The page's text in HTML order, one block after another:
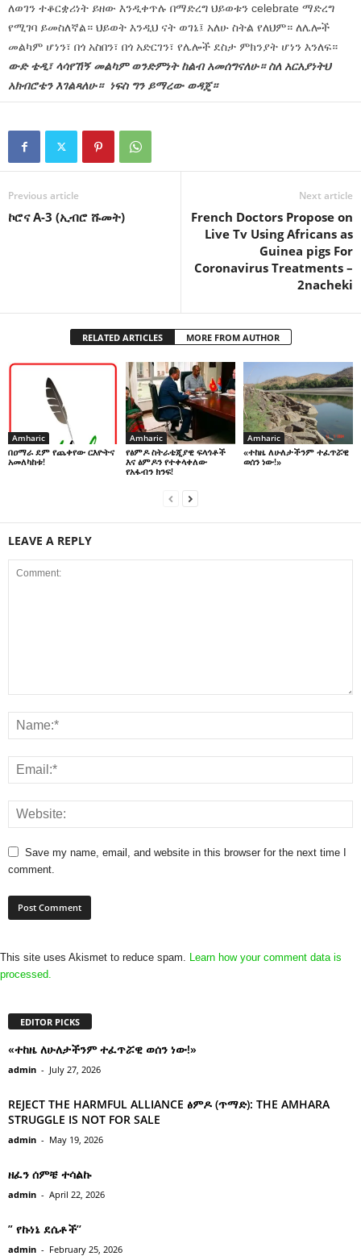
ለወገን ተቆርቋሪነት ይዘው እንዲቀጥሉ በማድረግ ህይወቱን celebrate ማድረግ
የሚገባ ይመስለኛል። ህይወት እንዲህ ናት ወገኔ፤ አለሁ ስትል የለህም። ለሌሎች
መልካም ሆነን፣ በጎ አስበን፣ በጎ አድርገን፣ የሌሎች ደስታ ምክንያት ሆነን እንለፍ።
ውድ ቴዲ፣ ላሳየኸኝ መልካም ወንድምነት ከልብ አመሰግናለሁ። ስለ አርአያነትህ
አክብሮቴን እገልጻለሁ። ነፍስ ግን ይማረው ወዳጄ።
Previous article
ኮሮና A-3 (ኢብሮ ሹመት)
Next article
French Doctors Propose on
Live Tv Using Africans as
Guinea pigs For
Coronavirus Treatments –
2nacheki
RELATED ARTICLES MORE FROM AUTHOR
Amharic
በዐማራ ደም የጨቀየው ርእዮትና
አመለካከቱ!
Amharic
የፅምዶ ስትራቴጂያዊ ፍላጎቶች
እና ፅምዶን የተቀላቀለው
የአፋብን ክንፍ!
Amharic
«ተከዜ ለሁለታችንም ተፈጥሯዊ
ወሰን ነው!»
LEAVE A REPLY
Save my name, email, and website in this browser for the next time I
comment.
This site uses Akismet to reduce spam.
Learn how your comment data is
processed.
EDITOR PICKS
«ተከዜ ለሁለታችንም ተፈጥሯዊ ወሰን ነው!»
admin - July 27, 2026
REJECT THE HARMFUL ALLIANCE ፅምዶ (ጥማድ): THE AMHARA
STRUGGLE IS NOT FOR SALE
admin - May 19, 2026
ዘፈን ሰምቼ ተሳልኩ
admin - April 22, 2026
” የኩነኔ ደሴቶች’’
admin - February 25, 2026